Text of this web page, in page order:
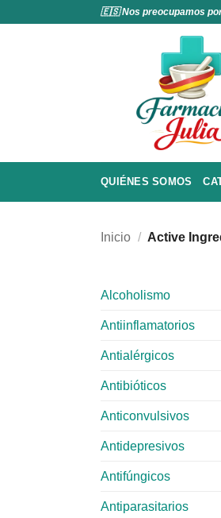
🇪🇸 Nos preocupamos
QUIÉNES SOMOS
Inicio / Active
Alcoholismo
Antiinflamatorios
Antialérgicos
Antibióticos
Anticonvulsivos
Antidepresivos
Antifúngicos
Antiparasitarios